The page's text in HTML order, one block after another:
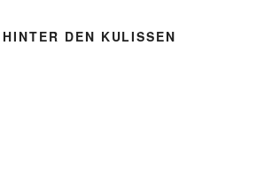
HINTER DEN KULISSEN